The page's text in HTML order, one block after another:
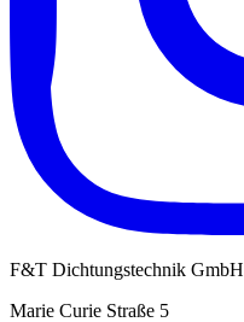
F&T Dichtungstechnik GmbH
Marie Curie Straße 5